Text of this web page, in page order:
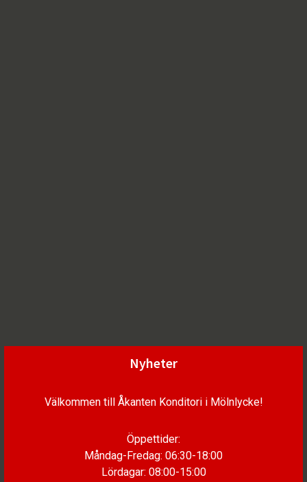
Nyheter
Välkommen till Åkanten Konditori i Mölnlycke!
Öppettider:
Måndag-Fredag: 06:30-18:00
Lördagar: 08:00-15:00